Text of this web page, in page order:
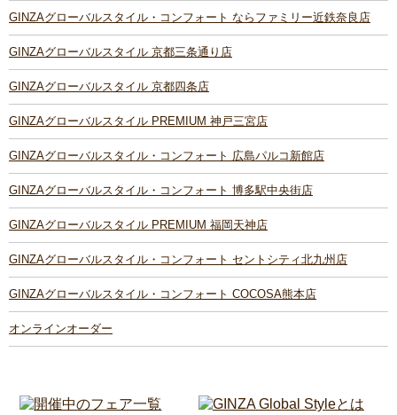
GINZAグローバルスタイル・コンフォート ならファミリー近鉄奈良店
GINZAグローバルスタイル 京都三条通り店
GINZAグローバルスタイル 京都四条店
GINZAグローバルスタイル PREMIUM 神戸三宮店
GINZAグローバルスタイル・コンフォート 広島パルコ新館店
GINZAグローバルスタイル・コンフォート 博多駅中央街店
GINZAグローバルスタイル PREMIUM 福岡天神店
GINZAグローバルスタイル・コンフォート セントシティ北九州店
GINZAグローバルスタイル・コンフォート COCOSA熊本店
オンラインオーダー